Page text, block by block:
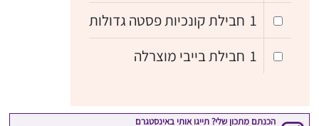
1 חבילת קונכיות פסטה גדולות
1 חבילת בייבי מוצרלה